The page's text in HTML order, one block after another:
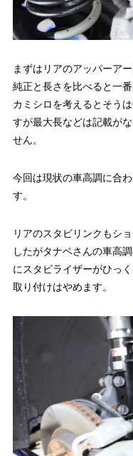
まずはリアのアッパーア
純正と長さを比べると一
カミシロを考えるとそう
すが最大長などは記載が
せん。
今回は現状の車高調に合
す。
リアのスタビリンクもシ
したがタナベさんの車高
にスタビライザーがひっ
取り付けはやめます。